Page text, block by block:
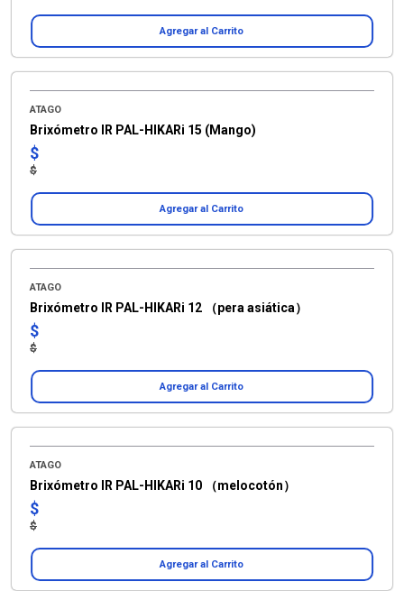
Agregar al Carrito
ATAGO
Brixómetro IR PAL-HIKARi 15 (Mango)
$
$
Agregar al Carrito
ATAGO
Brixómetro IR PAL-HIKARi 12 （pera asiática）
$
$
Agregar al Carrito
ATAGO
Brixómetro IR PAL-HIKARi 10 （melocotón）
$
$
Agregar al Carrito